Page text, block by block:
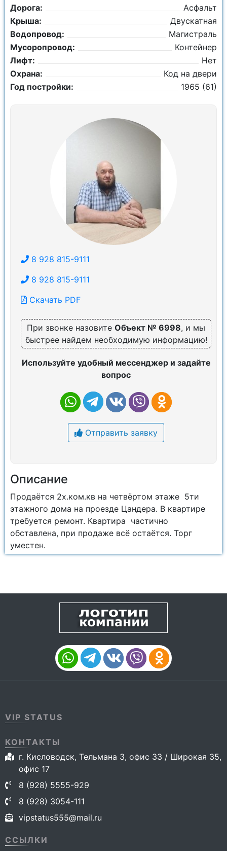
Дорога:
Асфальт
Крыша:
Двускатная
Водопровод:
Магистраль
Мусоропровод:
Контейнер
Лифт:
Нет
Охрана:
Код на двери
Год постройки:
1965 (61)
8 928 815-9111
8 928 815-9111
Скачать PDF
При звонке назовите Объект № 6998, и мы
быстрее найдем необходимую информацию!
Используйте удобный мессенджер и задайте
вопрос
Отправить заявку
Описание
Продаётся 2х.ком.кв на четвёртом этаже 5ти
этажного дома на проезде Цандера. В квартире
требуется ремонт. Квартира частично
обставлена, при продаже всё остаётся. Торг
уместен.
VIP STATUS
КОНТАКТЫ
г. Кисловодск, Тельмана 3, офис 33 / Широкая 35,
офис 17
8 (928) 5555-929
8 (928) 3054-111
vipstatus555@mail.ru
ССЫЛКИ